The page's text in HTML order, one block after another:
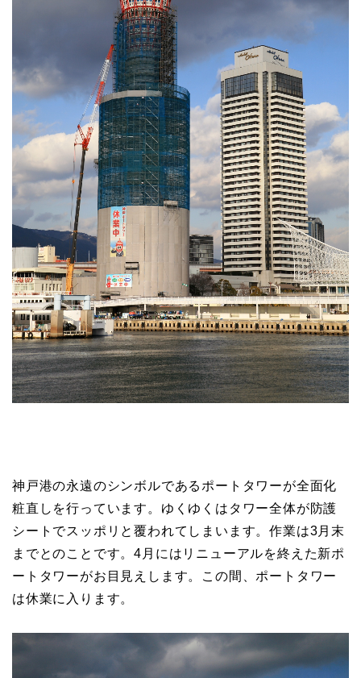
神戸港の永遠のシンボルであるポートタワーが全面化
粧直しを行っています。ゆくゆくはタワー全体が防護
シートでスッポリと覆われてしまいます。作業は3月末
までとのことです。4月にはリニューアルを終えた新ポ
ートタワーがお目見えします。この間、ポートタワー
は休業に入ります。